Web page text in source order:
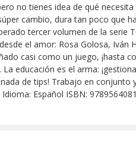
no tienes idea de qué
cambio, dura tan poco que
tercer volumen de la serie
el amor: Rosa Golosa, Iván
casi como un juego, ¡hasta
educación es el arma:
de tips! Trabajo en
Español ISBN: